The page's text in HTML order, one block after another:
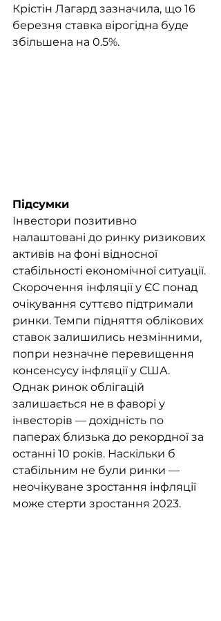
Крістін Лагард зазначила, що 16
березня ставка вірогідна буде
збільшена на 0.5%.
Підсумки
Інвестори позитивно
налаштовані до ринку ризикових
активів на фоні відносної
стабільності економічної ситуації.
Скорочення інфляції у ЄС понад
очікування суттєво підтримали
ринки. Темпи підняття облікових
ставок залишились незмінними,
попри незначне перевищення
консенсусу інфляції у США.
Однак ринок облігацій
залишається не в фаворі у
інвесторів — дохідність по
паперах близька до рекордної за
останні 10 років. Наскільки б
стабільним не були ринки —
неочікуване зростання інфляції
може стерти зростання 2023.